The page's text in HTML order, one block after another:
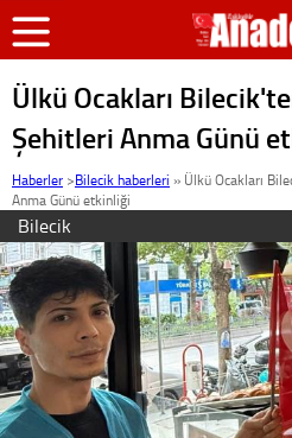
Ülkü Ocakları
Şehitleri Anma Günü
Haberler >Bilecik haberleri » Ülkü Ocakları
Anma Günü etkinliği
Bilecik